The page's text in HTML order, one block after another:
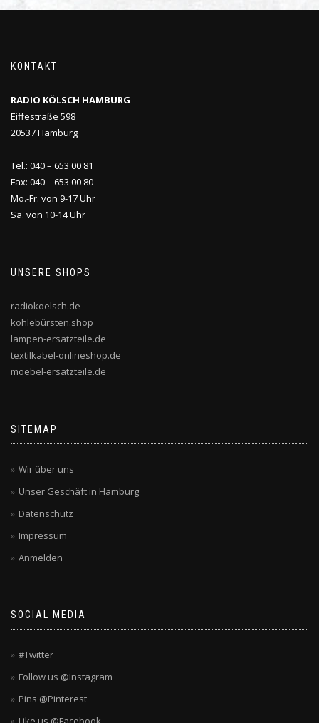
KONTAKT
RADIO KÖLSCH HAMBURG
Eiffestraße 598
20537 Hamburg
Tel.: 040 – 653 00 81
Fax: 040 – 653 00 80
Mo.-Fr. von 9-17 Uhr
Sa. von 10-14 Uhr
UNSERE SHOPS
radiokoelsch.de
kohlebürsten.shop
lampen-ersatzteile.de
textilkabel-onlineshop.de
moebel-ersatzteile.de
SITEMAP
Wir über uns
Unser Geschäft in Hamburg
Datenschutz
Impressum
Anmelden
SOCIAL MEDIA
#Twitter
Follow us @Instagram
Pins @Pinterest